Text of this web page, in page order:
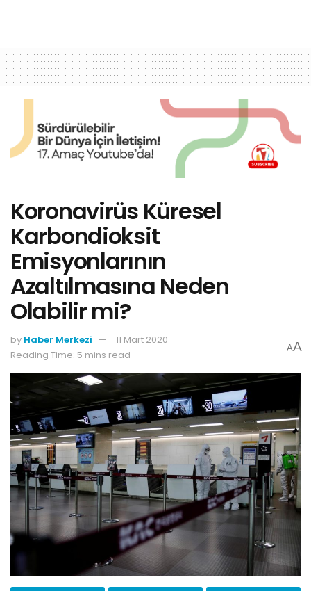
Koronavirüs Küresel
Karbondioksit
Emisyonlarının
Azaltılmasına Neden
Olabilir mi?
by Haber Merkezi
11 Mart 2020
Reading Time: 5 mins read
AA